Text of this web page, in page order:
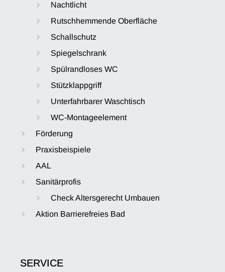
Nachtlicht
Rutschhemmende Oberfläche
Schallschutz
Spiegelschrank
Spülrandloses WC
Stützklappgriff
Unterfahrbarer Waschtisch
WC-Montageelement
Förderung
Praxisbeispiele
AAL
Sanitärprofis
Check Altersgerecht Umbauen
Aktion Barrierefreies Bad
SERVICE